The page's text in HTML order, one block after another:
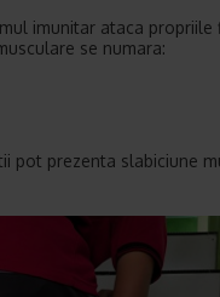
imunitar ataca propriile
se numara:
pot prezenta slabiciune